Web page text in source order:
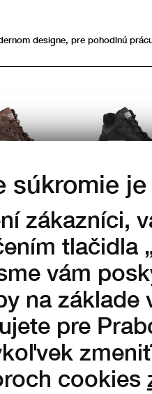
súkromie
zákazníci,
tlačidla
vám
na základe
pre
cookies
designe, pre pohodlnú
37 38 39 40
44 45 46 47